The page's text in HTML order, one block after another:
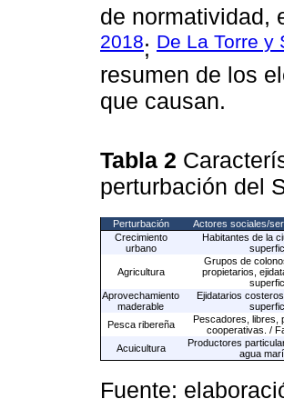
de normatividad,
2018; De La Torre y
resumen de los
que causan.
Tabla 2
perturbación del
Perturbación Actores sociales/
Crecimiento
urbano
Habitantes de la
Agricultura
Grupos de
propietarios,
Aprovechamiento
maderable
Ejidatarios
Pesca ribereña
Pescadores, libres,
cooperativas. /
Acuicultura
Productores
agua
Fuente: